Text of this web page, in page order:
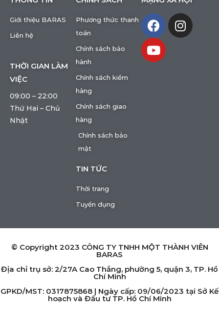
Giới thiệu BARAS
Liên hệ
THỜI GIAN LÀM
VIỆC
09:00 – 22:00
Thứ Hai – Chủ
Nhật
Phương thức thanh
toán
Chính sách bảo
hành
Chính sách kiểm
hàng
Chính sách giao
hàng
Chính sách bảo
mật
TIN TỨC
Thời trang
Tuyển dụng
© Copyright 2023 CÔNG TY TNHH MỘT THÀNH VIÊN
BARAS
Địa chỉ trụ sở: 2/27A Cao Thắng, phường 5, quận 3, TP. Hồ
Chí Minh
GPKD/MST: 0317875868 | Ngày cấp: 09/06/2023 tại Sở Kế
hoạch và Đầu tư TP. Hồ Chí Minh